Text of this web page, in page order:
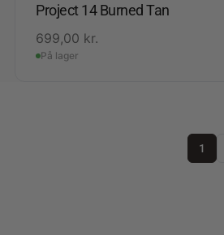
Project 14 Burned Tan
699,00 kr.
På lager
1